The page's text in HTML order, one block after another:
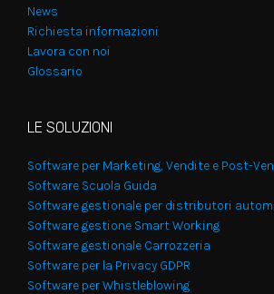
News
Richiesta informazioni
Lavora con noi
Glossario
LE SOLUZIONI
Software per Marketing, Vendite e Post-
Software Scuola Guida
Software gestionale per distributori
Software gestione Smart Working
Software gestionale Carrozzeria
Software per la Privacy GDPR
Software per Whistleblowing